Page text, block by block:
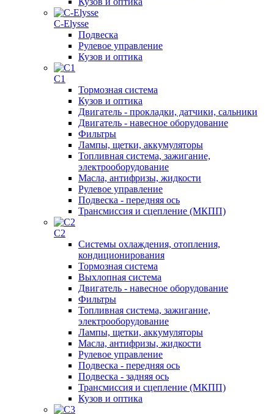
C-Elysse
Подвеска
Рулевое управление
Кузов и оптика
C1
Тормозная система
Кузов и оптика
Двигатель - прокладки, датчики, сальники
Двигатель - навесное оборудование
Фильтры
Лампы, щетки, аккумуляторы
Топливная система, зажигание,
электрооборудование
Масла, антифризы, жидкости
Рулевое управление
Подвеска - передняя ось
Трансмиссия и сцепление (МКПП)
C2
Системы охлаждения, отопления,
кондиционирования
Тормозная система
Выхлопная система
Двигатель - навесное оборудование
Фильтры
Топливная система, зажигание,
электрооборудование
Лампы, щетки, аккумуляторы
Масла, антифризы, жидкости
Рулевое управление
Подвеска - передняя ось
Подвеска - задняя ось
Трансмиссия и сцепление (МКПП)
Кузов и оптика